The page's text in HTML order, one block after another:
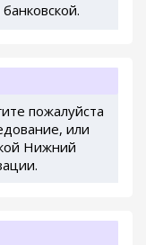
пожалуйста
или
Нижний